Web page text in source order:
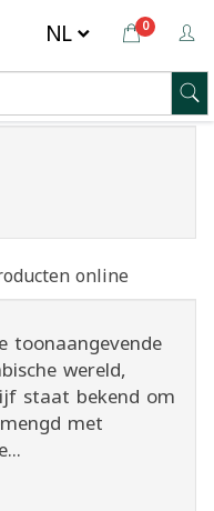
0
online
toonaangevende
wereld,
staat bekend om
met